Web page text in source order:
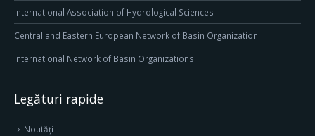
International Association of Hydrological Sciences
Central and Eastern European Network of Basin Organization
International Network of Basin Organizations
Legături rapide
Noutăți